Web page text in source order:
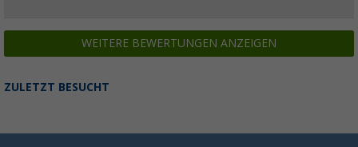
WEITERE BEWERTUNGEN ANZEIGEN
ZULETZT BESUCHT